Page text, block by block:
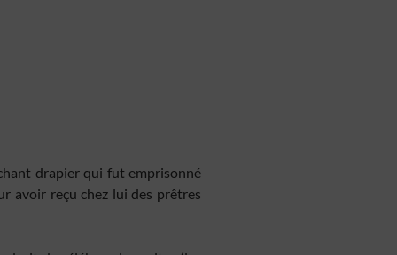
drapier qui fut emprisonné
avoir reçu chez lui des prêtres